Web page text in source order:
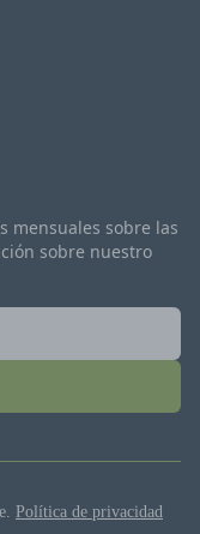
mensuales sobre las
sobre nuestro
Política de privacidad